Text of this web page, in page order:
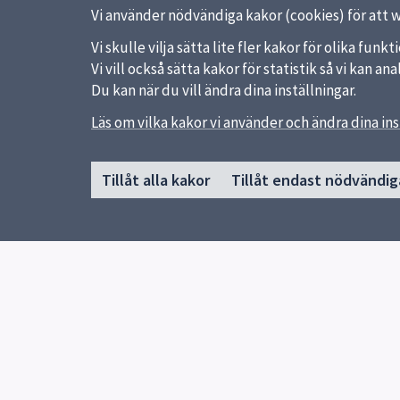
Vi använder nödvändiga kakor (cookies) för att
Vi skulle vilja sätta lite fler kakor för olika
Vi vill också sätta kakor för statistik så vi kan
Du kan när du vill ändra dina inställningar.
Läs om vilka kakor vi använder och ändra dina
Tillåt alla kakor Tillåt endast
SidfotHuvudmeny
Start
Se kalendarium och boka biljetter